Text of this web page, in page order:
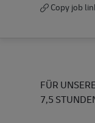
Copy job
FÜR
7,5